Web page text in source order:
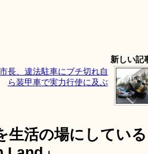
新しい記
長、違法駐車にブチ切れ自
ら装甲車で実力行使に及ぶ
生活の場にしている